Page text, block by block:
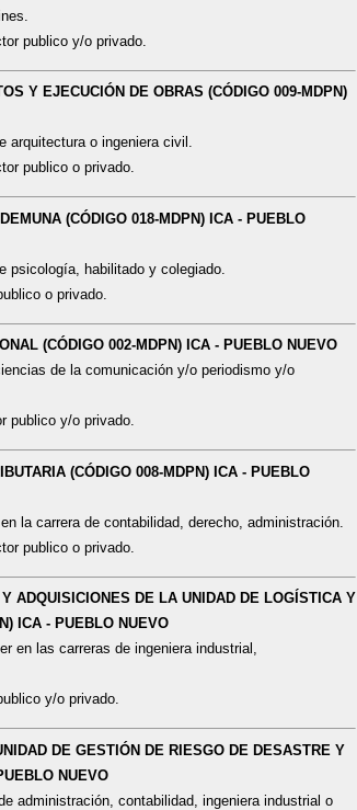
publico y/o privado.
Y EJECUCIÓN DE OBRAS (CÓDIGO 009-MDPN)
arquitectura o ingeniera civil.
publico o privado.
(CÓDIGO 018-MDPN) ICA - PUEBLO
psicología, habilitado y colegiado.
o privado.
(CÓDIGO 002-MDPN) ICA - PUEBLO NUEVO
de la comunicación y/o periodismo y/o
publico y/o privado.
(CÓDIGO 008-MDPN) ICA - PUEBLO
la carrera de contabilidad, derecho, administración.
publico o privado.
ADQUISICIONES DE LA UNIDAD DE LOGÍSTICA Y
ICA - PUEBLO NUEVO
en las carreras de ingeniera industrial,
y/o privado.
DE GESTIÓN DE RIESGO DE DESASTRE Y
NUEVO
administración, contabilidad, ingeniera industrial o